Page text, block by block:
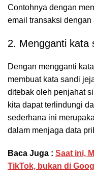
Contohnya dengan
email transaksi
2. Mengganti kata
Dengan mengganti
membuat kata sandi
ditebak oleh penjahat
kita dapat terlindungi
sederhana ini
dalam menjaga data
Baca Juga : Saat ini,
TikTok, bukan di